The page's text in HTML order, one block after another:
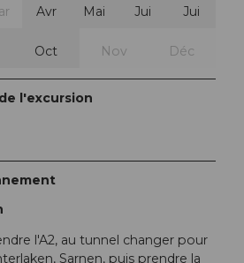
Avr Mai Jui Jui
Oct Nov Déc
l'excursion
l'A2, au tunnel changer pour
Sarnen, puis prendre la